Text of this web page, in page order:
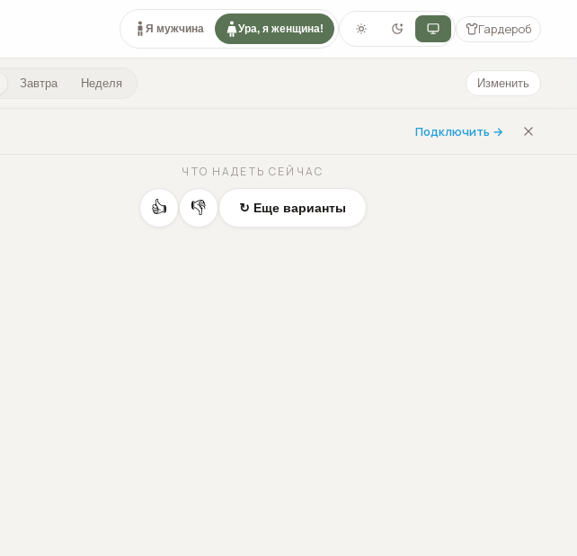
Я мужчина Ура, я женщина! Гардероб
Завтра Неделя Изменить
Подключить →
ЧТО НАДЕТЬ СЕЙЧАС
👍 👎 ↻ Еще варианты